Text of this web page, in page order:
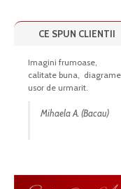
CE SPUN CLIENTII
Imagini frumoase,
calitate buna, diagrame
usor de urmarit.
Mihaela A. (Bacau)